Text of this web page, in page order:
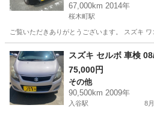
67,000km 2014年
桜木町駅
ご覧いただきありがとうございます。 スズキ
神奈川 横浜市 桜木町駅 ワゴンＲ
スズキ セルボ 車検
75,000円
その他
90,500km 2009年
入谷駅 8